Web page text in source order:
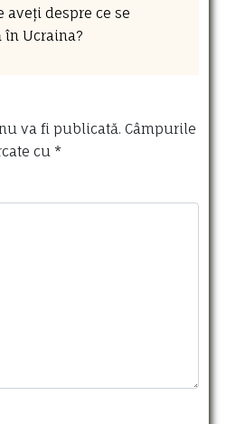
aveți despre ce se
Ucraina?
va fi publicată. Câmpurile
cu *